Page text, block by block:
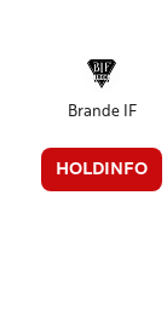
Brande IF
HOLDINFO